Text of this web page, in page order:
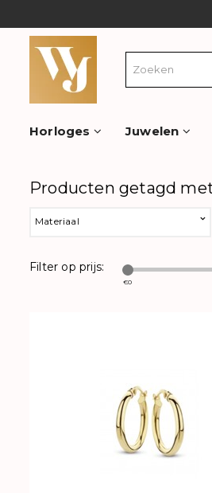
Horloges Juwelen
Producten getagd
Materiaal
Filter op prijs:
€0